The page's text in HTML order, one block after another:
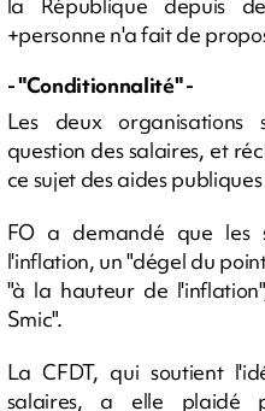
+personne n'a fait de
- "Conditionnalité" -
Les deux organisations
question des salaires, et
ce sujet des aides
FO a demandé que les
l'inflation, un "dégel du
"à la hauteur de
Smic".
La CFDT, qui soutient
salaires, a elle plaidé